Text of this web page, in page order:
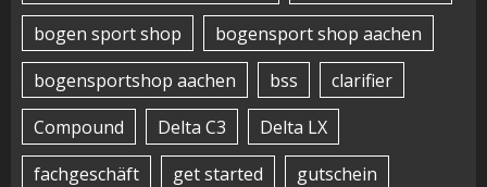
bogen sport shop
bogensport shop aachen
bogensportshop aachen
bss
clarifier
Compound
Delta C3
Delta LX
fachgeschäft
get started
gutschein